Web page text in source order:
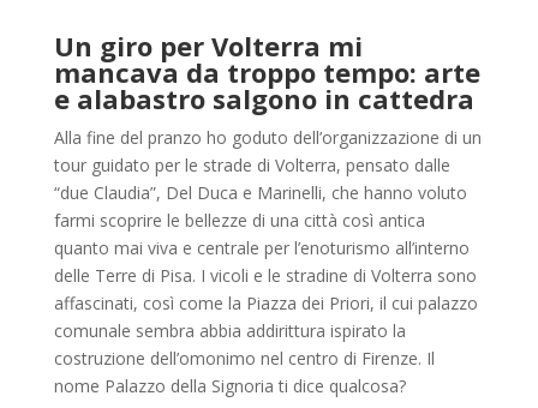
Un giro per Volterra mi
mancava da troppo tempo: arte
e alabastro salgono in cattedra
Alla fine del pranzo ho goduto dell’organizzazione di un
tour guidato per le strade di Volterra, pensato dalle
“due Claudia”, Del Duca e Marinelli, che hanno voluto
farmi scoprire le bellezze di una città così antica
quanto mai viva e centrale per l’enoturismo all’interno
delle Terre di Pisa. I vicoli e le stradine di Volterra sono
affascinati, così come la Piazza dei Priori, il cui palazzo
comunale sembra abbia addirittura ispirato la
costruzione dell’omonimo nel centro di Firenze. Il
nome Palazzo della Signoria ti dice qualcosa?